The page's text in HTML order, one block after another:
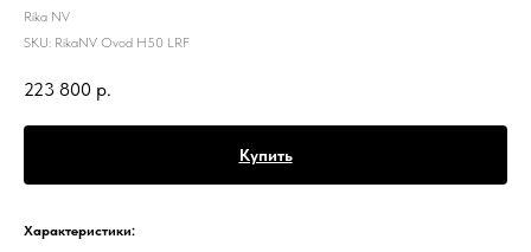
Rika NV
SKU: RikaNV Ovod H50 LRF
223 800 р.
Купить
Xарактеристики: